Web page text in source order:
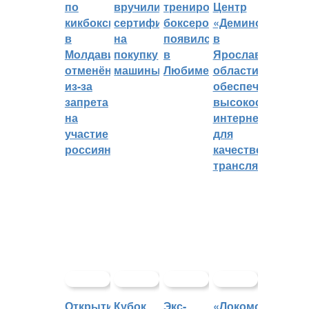
по
кикбоксингу
в
Молдавии
отменён
из-за
запрета
на
участие
россиян
вручили
сертификат
на
покупку
машины
тренировок
боксеров
появился
в
Любиме
Центр
«Демино»
в
Ярославской
области
обеспечивают
интернетом
для
качественных
трансляций